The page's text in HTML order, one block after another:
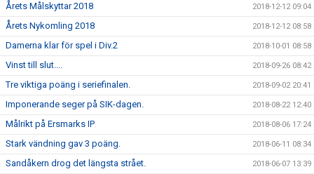
Årets Målskyttar 2018 2018-12-12 09:04
Årets Nykomling 2018 2018-12-12 08:58
Damerna klar för spel i Div.2 2018-10-01 08:58
Vinst till slut.... 2018-09-26 08:42
Tre viktiga poäng i seriefinalen. 2018-09-02 20:41
Imponerande seger på SIK-dagen. 2018-08-22 12:40
Målrikt på Ersmarks IP 2018-08-06 17:24
Stark vändning gav 3 poäng. 2018-06-11 08:34
Sandåkern drog det längsta strået. 2018-06-07 13:39